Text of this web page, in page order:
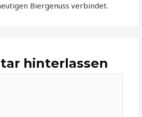
Biergenuss verbindet.
hinterlassen